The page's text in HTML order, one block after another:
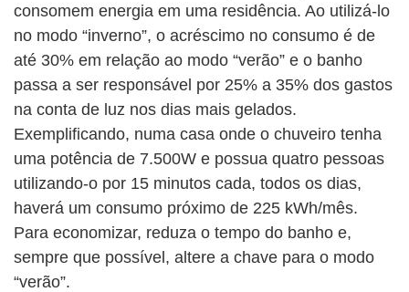
consomem energia em uma residência. Ao utilizá-lo
no modo “inverno”, o acréscimo no consumo é de
até 30% em relação ao modo “verão” e o banho
passa a ser responsável por 25% a 35% dos gastos
na conta de luz nos dias mais gelados.
Exemplificando, numa casa onde o chuveiro tenha
uma potência de 7.500W e possua quatro pessoas
utilizando-o por 15 minutos cada, todos os dias,
haverá um consumo próximo de 225 kWh/mês.
Para economizar, reduza o tempo do banho e,
sempre que possível, altere a chave para o modo
“verão”.